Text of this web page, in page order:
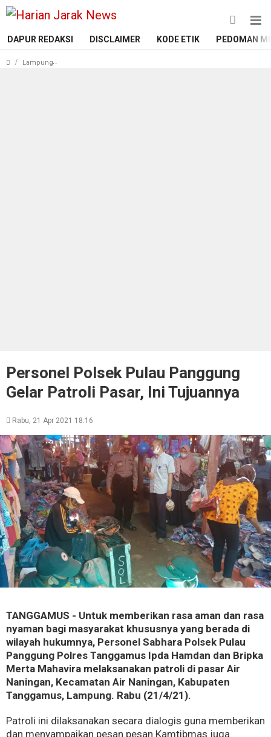
DAPUR REDAKSI DISCLAIMER KODE ETIK PEDOMAN
Lampung
Personel Polsek Pulau Panggung
Gelar Patroli Pasar, Ini Tujuannya
Rabu, 21 Apr 2021 18:16
TANGGAMUS - Untuk memberikan rasa aman dan rasa
nyaman bagi masyarakat khususnya yang berada di
wilayah hukumnya, Personel Sabhara Polsek Pulau
Panggung Polres Tanggamus Ipda Hamdan dan Bripka
Merta Mahavira melaksanakan patroli di pasar Air
Naningan, Kecamatan Air Naningan, Kabupaten
Tanggamus, Lampung. Rabu (21/4/21).
Patroli ini dilaksanakan secara dialogis guna memberikan
dan menyampaikan pesan pesan Kamtibmas juga